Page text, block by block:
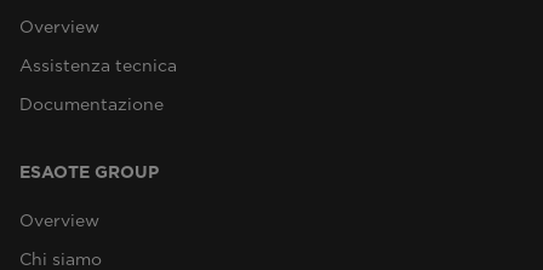
Overview
Assistenza tecnica
Documentazione
ESAOTE GROUP
Overview
Chi siamo